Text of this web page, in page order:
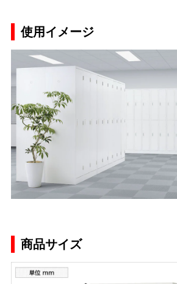
使用イメージ
商品サイズ